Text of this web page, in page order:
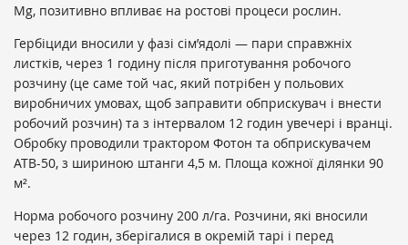
Mg, позитивно впливає на ростові процеси рослин.
Гербіциди вносили у фазі сім’ядолі — пари справжніх
листків, через 1 годину після приготування робочого
розчину (це саме той час, який потрібен у польових
виробничих умовах, щоб заправити обприскувач і внести
робочий розчин) та з інтервалом 12 годин увечері і вранці.
Обробку проводили трактором Фотон та обприскувачем
АТВ-50, з шириною штанги 4,5 м. Площа кожної ділянки 90
м².
Норма робочого розчину 200 л/га. Розчини, які вносили
через 12 годин, зберігалися в окремій тарі і перед